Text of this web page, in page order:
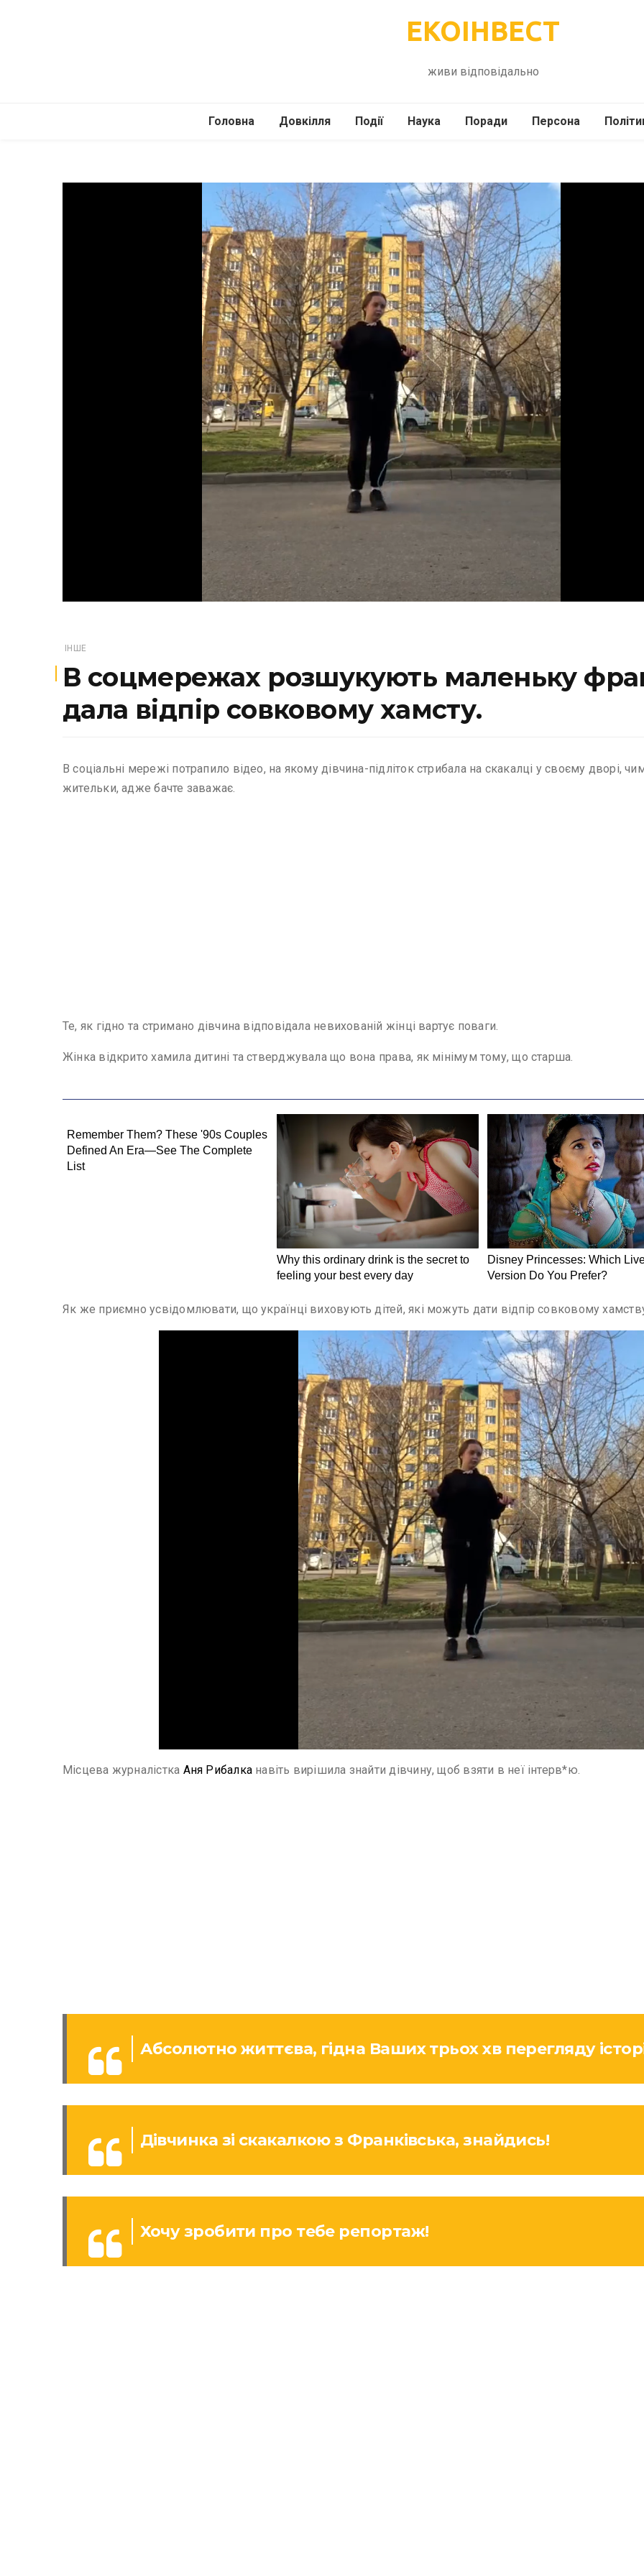
ЕКОІНВЕСТ
живи відповідально
Головна Довкілля
Подорожі
Події
Інше
Наука
Психологія
Технології
Поради
Здоров’я
Сад-Город
Персона
ІНШЕ
В соцмережах розшукують маленьку
дала відпір совковому хамсту.
В соціальні мережі потрапило відео, на якому дівчина-підліток стрибала на скакалці у своєму дворі,
жительки, адже бачте заважає.
Те, як гідно та стримано дівчина відповідала невихованій жінці вартує поваги.
Жінка відкрито хамила дитині та стверджувала що вона права, як мінімум тому, що старша.
Як же приємно усвідомлювати, що українці виховують дітей, які можуть дати відпір совковому
Місцева журналістка Аня Рибалканавіть вирішила знайти дівчину, щоб взяти в неї інтерв*ю.
Абсолютно життєва, гідна Ваших трьох хв перегляду
Дівчинка зі скакалкою з Франківська, знайдись!
Хочу зробити про тебе репортаж!